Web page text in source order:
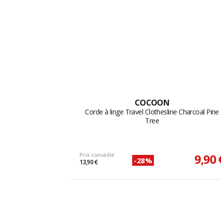
COCOON
Corde à linge Travel Clothesline Charcoal Pine
Tree
Prix conseillé
13,90 € -28% 9,90